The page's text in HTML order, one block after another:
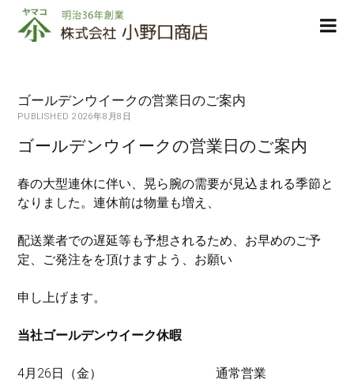
株
式
小
野
商
ゴールデンウイークの営業日のご案内
PUBLISHED 2026年8月8日
ゴールデンウイークの営業日のご案内
春の大型連休に伴い、晃ら腕の需要が見込まれる季節と
なりました。連休前は物量も増え、
配送業者での遅延等も予想されるため、お早めのご予
定、ご発注をを頂けますよう、お願い
申し上げます。
当社ゴールデンウイーク休暇
4月26日（金） 通常営業